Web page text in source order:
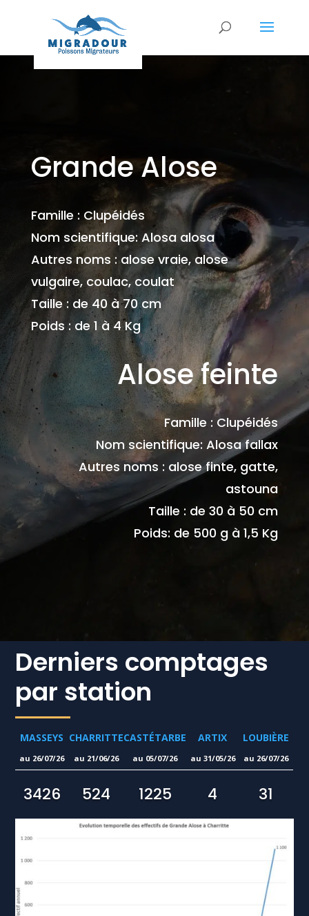
Grande Alose
Famille : Clupéidés
Nom scientifique: Alosa alosa
Autres noms : alose vraie, alose
vulgaire, coulac, coulat
Taille : de 40 à 70 cm
Poids : de 1 à 4 Kg
Alose feinte
Famille : Clupéidés
Nom scientifique: Alosa fallax
Autres noms : alose finte, gatte,
astouna
Taille : de 30 à 50 cm
Poids: de 500 g à 1,5 Kg
Derniers comptages
par station
MASSEYS
26/07/26
3426
CHARRITTE
21/06/26
524
CASTÉTARBE
05/07/26
1225
ARTIX
31/05/26
4
LOUBIÈRE
26/07/26
31